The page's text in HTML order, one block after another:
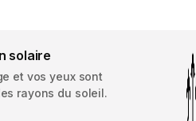
solaire
et vos yeux sont
rayons du soleil.